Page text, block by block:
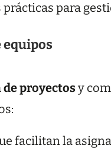
para
equipos
proyectosy
facilitan la